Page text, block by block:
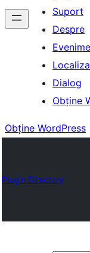
Suport
Despre
Dialog
Obține
Obține WordPress
Plugin Directory